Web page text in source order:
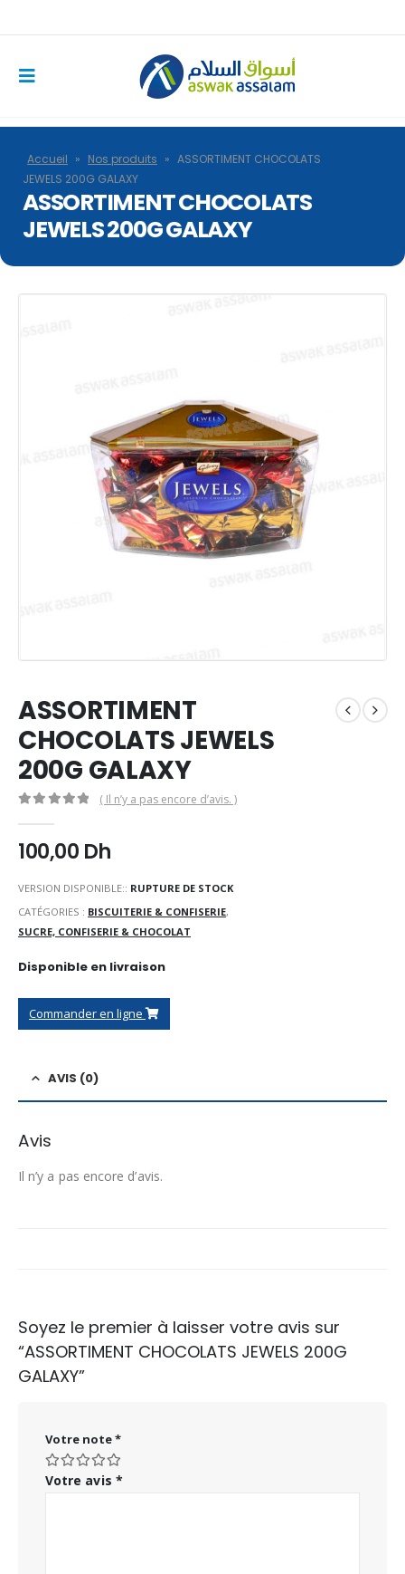
Accueil » Nos produits » ASSORTIMENT CHOCOLATS
JEWELS 200G GALAXY
ASSORTIMENT CHOCOLATS
JEWELS 200G GALAXY
ASSORTIMENT
CHOCOLATS JEWELS
200G GALAXY
( Il n’y a pas encore d’avis. )
100,00 Dh
VERSION DISPONIBLE:: RUPTURE DE STOCK
CATÉGORIES : BISCUITERIE & CONFISERIE,
SUCRE, CONFISERIE & CHOCOLAT
Disponible en livraison
Commander en ligne
AVIS (0)
Avis
Il n’y a pas encore d’avis.
Soyez le premier à laisser votre avis sur
“ASSORTIMENT CHOCOLATS JEWELS 200G
GALAXY”
Votre note*
Votre avis *